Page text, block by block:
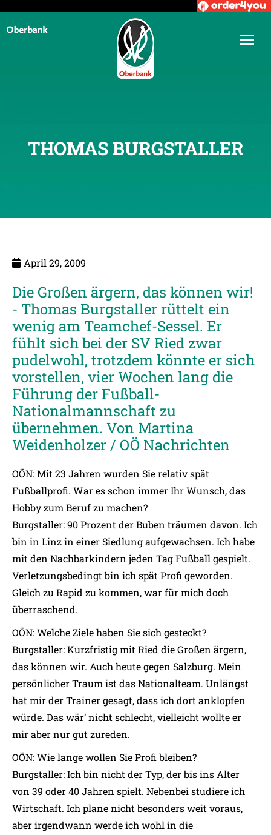
THOMAS BURGSTALLER
April 29, 2009
Die Großen ärgern, das können wir!
- Thomas Burgstaller rüttelt ein
wenig am Teamchef-Sessel. Er
fühlt sich bei der SV Ried zwar
pudelwohl, trotzdem könnte er sich
vorstellen, vier Wochen lang die
Führung der Fußball-
Nationalmannschaft zu
übernehmen. Von Martina
Weidenholzer / OÖ Nachrichten
OÖN: Mit 23 Jahren wurden Sie relativ spät
Fußballprofi. War es schon immer Ihr Wunsch, das
Hobby zum Beruf zu machen?
Burgstaller: 90 Prozent der Buben träumen davon. Ich
bin in Linz in einer Siedlung aufgewachsen. Ich habe
mit den Nachbarkindern jeden Tag Fußball gespielt.
Verletzungsbedingt bin ich spät Profi geworden.
Gleich zu Rapid zu kommen, war für mich doch
überraschend.
OÖN: Welche Ziele haben Sie sich gesteckt?
Burgstaller: Kurzfristig mit Ried die Großen ärgern,
das können wir. Auch heute gegen Salzburg. Mein
persönlicher Traum ist das Nationalteam. Unlängst
hat mir der Trainer gesagt, dass ich dort anklopfen
würde. Das wär’ nicht schlecht, vielleicht wollte er
mir aber nur gut zureden.
OÖN: Wie lange wollen Sie Profi bleiben?
Burgstaller: Ich bin nicht der Typ, der bis ins Alter
von 39 oder 40 Jahren spielt. Nebenbei studiere ich
Wirtschaft. Ich plane nicht besonders weit voraus,
aber irgendwann werde ich wohl in die